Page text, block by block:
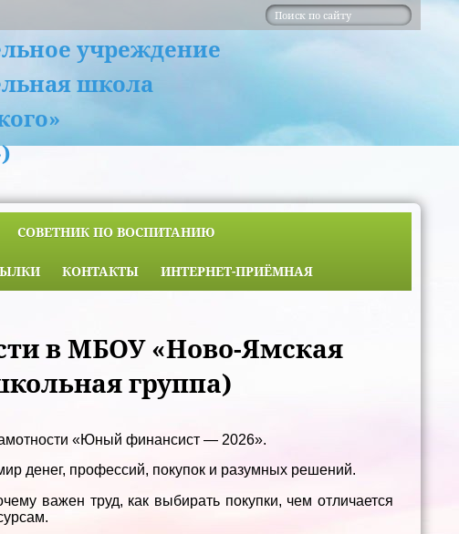
учреждение
школа
СОВЕТНИК ПО ВОСПИТАНИЮ
КОНТАКТЫ ИНТЕРНЕТ-ПРИЁМНАЯ
в МБОУ «Ново-Ямская
группа)
«Юный финансист — 2026».
денег, профессий, покупок и разумных решений.
важен труд, как выбирать покупки, чем отличается